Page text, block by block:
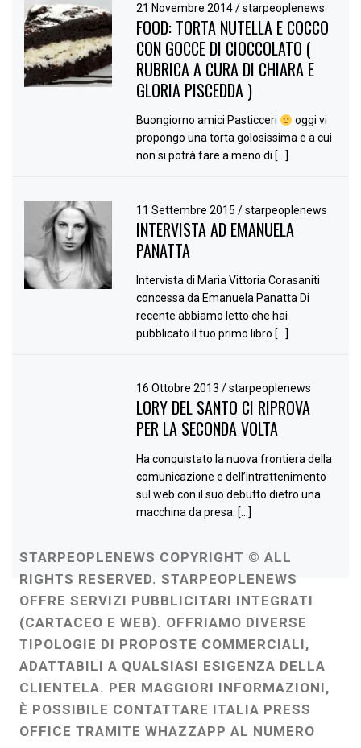
21 Novembre 2014/ starpeoplenews
FOOD: TORTA NUTELLA E COCCO
CON GOCCE DI CIOCCOLATO (
RUBRICA A CURA DI CHIARA E
GLORIA PISCEDDA )
Buongiorno amici Pasticceri
oggi vi
propongo una torta golosissima e a cui
non si potrà fare a meno di […]
11 Settembre 2015/ starpeoplenews
INTERVISTA AD EMANUELA
PANATTA
Intervista di Maria Vittoria Corasaniti
concessa da Emanuela Panatta Di
recente abbiamo letto che hai
pubblicato il tuo primo libro […]
16 Ottobre 2013/ starpeoplenews
LORY DEL SANTO CI RIPROVA
PER LA SECONDA VOLTA
Ha conquistato la nuova frontiera della
comunicazione e dell’intrattenimento
sul web con il suo debutto dietro una
macchina da presa. […]
STARPEOPLENEWS COPYRIGHT © ALL
RIGHTS RESERVED. STARPEOPLENEWS
OFFRE SERVIZI PUBBLICITARI INTEGRATI
(CARTACEO E WEB). OFFRIAMO DIVERSE
TIPOLOGIE DI PROPOSTE COMMERCIALI,
ADATTABILI A QUALSIASI ESIGENZA DELLA
CLIENTELA. PER MAGGIORI INFORMAZIONI,
È POSSIBILE CONTATTARE ITALIA PRESS
OFFICE TRAMITE WHAZZAPP AL NUMERO